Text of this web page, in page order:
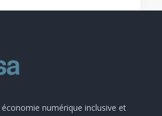
numérique inclusive et